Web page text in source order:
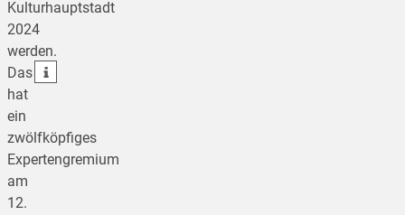
Kulturhauptstadt
2024
werden.
Das
hat
ein
zwölfköpfiges
Expertengremium
am
12.
teilen
teilen
teilen